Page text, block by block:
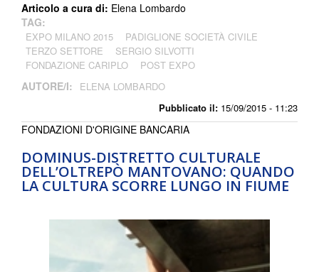
Pubblicato il: 15/09/2015 - 11:23
Articolo a cura di: Elena Lombardo
TAG:
EXPO MILANO 2015
PADIGLIONE SOCIETÀ CIVILE
TERZO SETTORE
SERGIO SILVOTTI
FONDAZIONE CARIPLO
POST EXPO
AUTORE/I: ELENA LOMBARDO
DOMINUS-DISTRETTO CULTURALE
DELL’OLTREPÒ MANTOVANO: QUANDO
LA CULTURA SCORRE LUNGO IN FIUME
FONDAZIONI D'ORIGINE BANCARIA